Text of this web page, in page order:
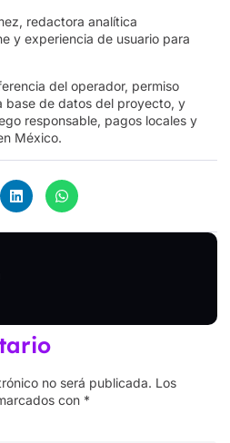
redactora analítica
y experiencia de usuario para
del operador, permiso
base de datos del proyecto, y
responsable, pagos locales y
México.
no será publicada. Los
con *